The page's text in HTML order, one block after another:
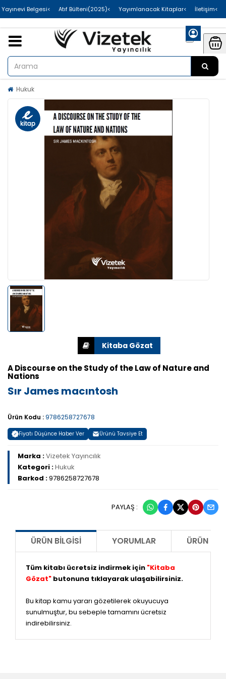
>İletişim
>Yayımlanacak Kitaplar
>Atıf Bülteni(2025)
>Uluslararası Yayınevi Belgesi
Hukuk
A Discourse on the Study of the Law of Nature and
Nations
Sır James macıntosh
Ürün Kodu : 9786258727678
Fiyatı Düşünce Haber Ver Ürünü Tavsiye Et
Marka :Vizetek Yayıncılık
Kategori :Hukuk
Barkod :9786258727678
PAYLAŞ :
ÜRÜN BILGISI YORUMLAR ÜRÜN
Tüm kitabı ücretsiz indirmek için "Kitaba
Gözat" butonuna tıklayarak ulaşabilirsiniz.
Bu kitap kamu yararı gözetilerek okuyucuya
sunulmuştur, bu sebeple tamamını ücretsiz
indirebilirsiniz.